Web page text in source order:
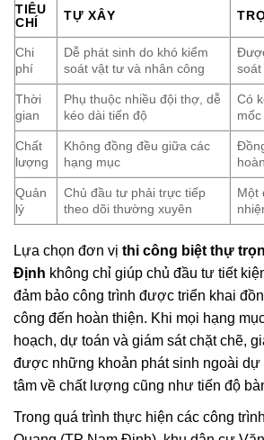
TIÊU
CHÍ
TỰ XÂY
Chi
phí
Dễ phát sinh do khó kiểm
soát vật tư và nhân công
Thời
gian
Phụ thuộc nhiều đội thợ, dễ
kéo dài tiến độ
Có
Chất
lượng
Không đồng đều giữa các
hạng mục
Quản
lý
Chủ đầu tư phải trực tiếp
theo dõi thường xuyên
Một
Lựa chọn đơn vị thi công biệt thự
Định không chỉ giúp chủ đầu tư tiết
đảm bảo công trình được triển khai
công đến hoàn thiện. Khi mọi hạng
hoạch, dự toán và giám sát chặt chẽ,
được những khoản phát sinh ngoài dự
tâm về chất lượng cũng như tiến độ
Trong quá trình thực hiện các công